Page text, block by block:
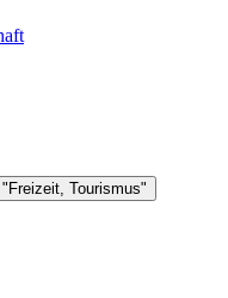
Tourismus"